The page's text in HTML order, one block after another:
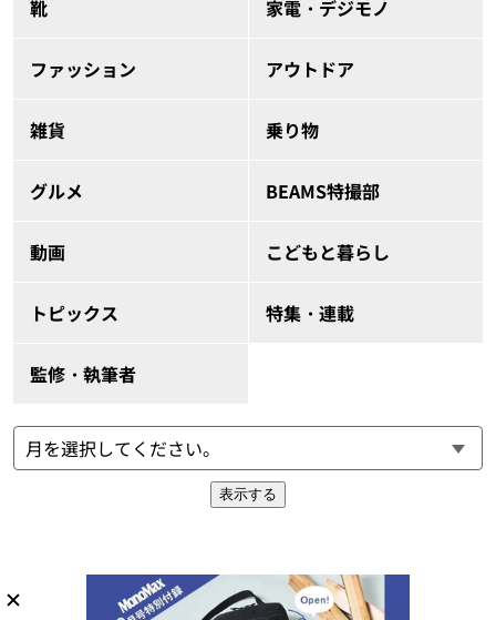
靴 家電・デジモノ
ファッション アウトドア
雑貨 乗り物
グルメ BEAMS特撮部
動画 こどもと暮らし
トピックス 特集・連載
監修・執筆者
表示する